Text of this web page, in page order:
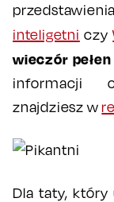
inteligetni czy
wieczór
informacji
znajdziesz w
Dla taty, który